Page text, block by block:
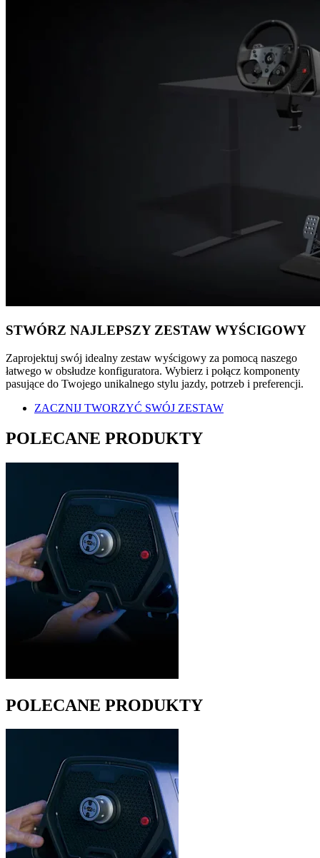
STWÓRZ NAJLEPSZY ZESTAW WYŚCIGOWY
Zaprojektuj swój idealny zestaw wyścigowy za pomocą naszego
łatwego w obsłudze konfiguratora. Wybierz i połącz komponenty
pasujące do Twojego unikalnego stylu jazdy, potrzeb i preferencji.
ZACZNIJ TWORZYĆ SWÓJ ZESTAW
POLECANE PRODUKTY
POLECANE PRODUKTY